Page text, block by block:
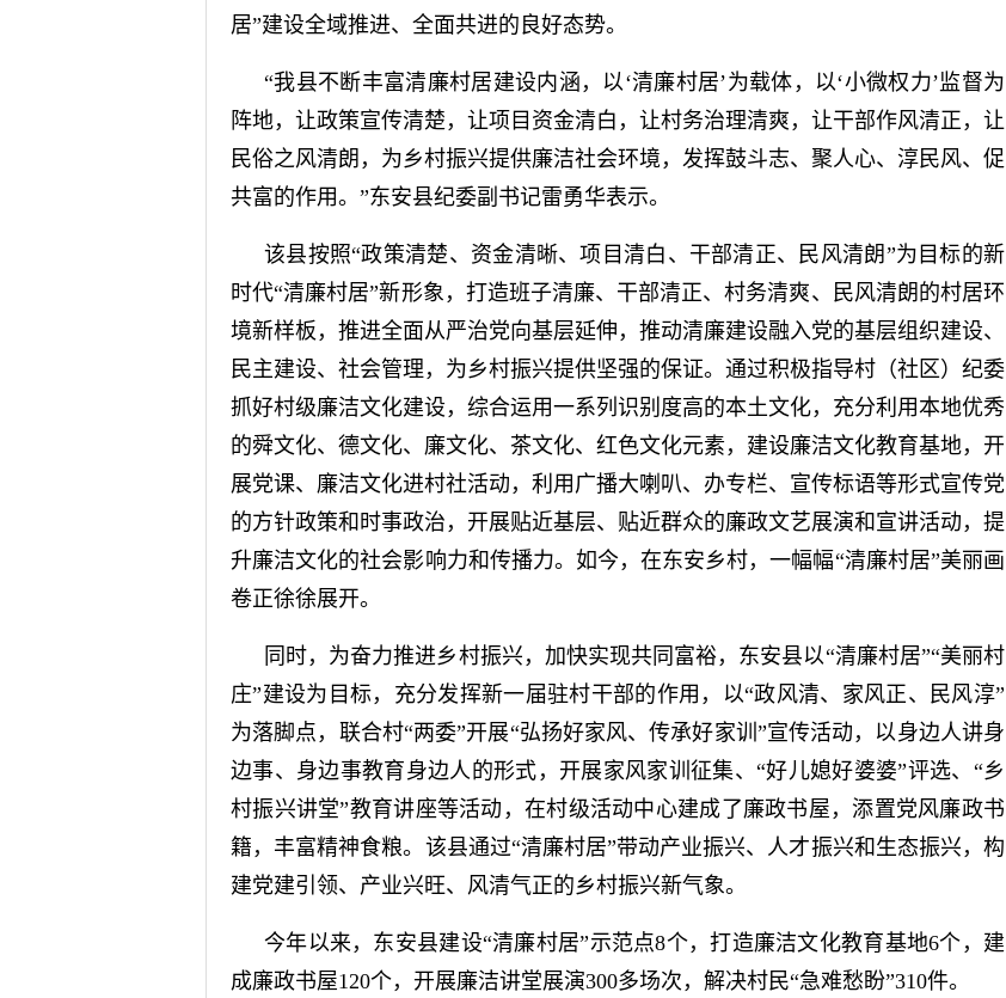
居”建设全域推进、全面共进的良好态势。
“我县不断丰富清廉村居建设内涵，以‘清廉村居’为载体，以‘小微权力’监督为
阵地，让政策宣传清楚，让项目资金清白，让村务治理清爽，让干部作风清正，让
民俗之风清朗，为乡村振兴提供廉洁社会环境，发挥鼓斗志、聚人心、淳民风、促
共富的作用。”东安县纪委副书记雷勇华表示。
该县按照“政策清楚、资金清晰、项目清白、干部清正、民风清朗”为目标的新
时代“清廉村居”新形象，打造班子清廉、干部清正、村务清爽、民风清朗的村居环
境新样板，推进全面从严治党向基层延伸，推动清廉建设融入党的基层组织建设、
民主建设、社会管理，为乡村振兴提供坚强的保证。通过积极指导村（社区）纪委
抓好村级廉洁文化建设，综合运用一系列识别度高的本土文化，充分利用本地优秀
的舜文化、德文化、廉文化、茶文化、红色文化元素，建设廉洁文化教育基地，开
展党课、廉洁文化进村社活动，利用广播大喇叭、办专栏、宣传标语等形式宣传党
的方针政策和时事政治，开展贴近基层、贴近群众的廉政文艺展演和宣讲活动，提
升廉洁文化的社会影响力和传播力。如今，在东安乡村，一幅幅“清廉村居”美丽画
卷正徐徐展开。
同时，为奋力推进乡村振兴，加快实现共同富裕，东安县以“清廉村居”“美丽村
庄”建设为目标，充分发挥新一届驻村干部的作用，以“政风清、家风正、民风淳”
为落脚点，联合村“两委”开展“弘扬好家风、传承好家训”宣传活动，以身边人讲身
边事、身边事教育身边人的形式，开展家风家训征集、“好儿媳好婆婆”评选、“乡
村振兴讲堂”教育讲座等活动，在村级活动中心建成了廉政书屋，添置党风廉政书
籍，丰富精神食粮。该县通过“清廉村居”带动产业振兴、人才振兴和生态振兴，构
建党建引领、产业兴旺、风清气正的乡村振兴新气象。
今年以来，东安县建设“清廉村居”示范点8个，打造廉洁文化教育基地6个，建
成廉政书屋120个，开展廉洁讲堂展演300多场次，解决村民“急难愁盼”310件。